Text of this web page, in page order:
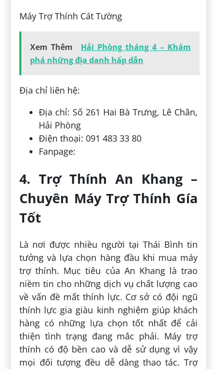
Máy Trợ Thính Cát Tường
Xem Thêm
Hải Phòng tháng 4 – Khám
phá những địa danh hấp dẫn
Địa chỉ liên hệ:
Địa chỉ: Số 261 Hai Bà Trưng, Lê Chân,
Hải Phòng
Điện thoại: 091 483 33 80
Fanpage:
4. Trợ Thính An Khang –
Chuyên Máy Trợ Thính Gía
Tốt
Là nơi được nhiều người tại Thái Bình tin
tưởng và lựa chọn hàng đầu khi mua máy
trợ thính. Mục tiêu của An Khang là trao
niềm tin cho những dịch vụ chất lượng cao
về vấn đề mất thính lực. Cơ sở có đội ngũ
thính lực gia giàu kinh nghiệm giúp khách
hàng có những lựa chọn tốt nhất để cải
thiện tình trạng đang mắc phải. Máy trợ
thính có độ bền cao và dễ sử dụng vì vậy
mọi đối tượng đều dễ dàng thao tác. Trợ